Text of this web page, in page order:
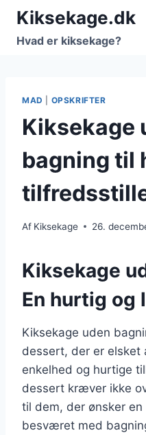
Fortsæt
indhold
Kiksekage.dk
Hvad er kiksekage?
MAD OPSKRIFTER
Kiksekage
bagning til
Af Kiksekage 26.
Kiksekage
En hurtig
Kiksekage uden
dessert, der er elsket
enkelhed og hurtige
dessert kræver ikke
til dem, der ønsker
besværet med